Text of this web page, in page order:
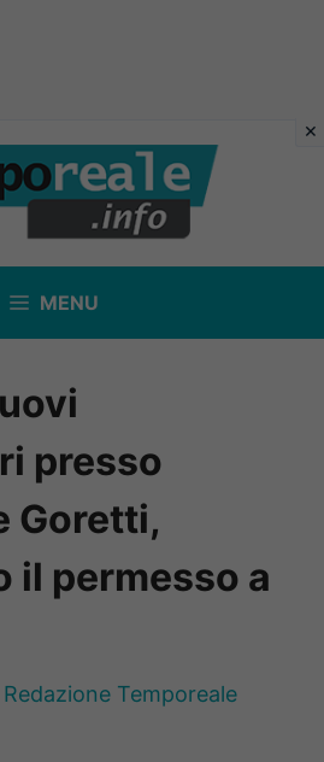
MENU
presso
Goretti,
il permesso a
Redazione Temporeale